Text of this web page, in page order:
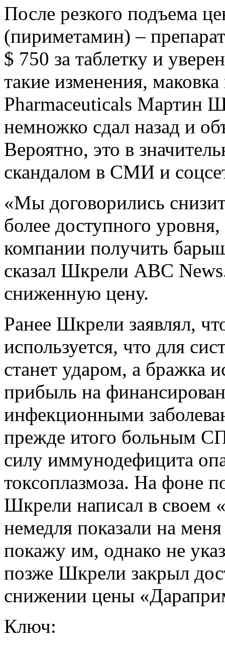
После резкого подъема
(пириметамин) –
$ 750 за таблетку и
такие изменения,
Pharmaceuticals Мартин
немножко сдал назад и
Вероятно, это в
скандалом в СМИ и
«Мы договорились
более доступного
компании получить
сказал Шкрели ABC
сниженную цену.
Ранее Шкрели заявлял,
используется, что для
станет ударом, а бражка
прибыль на
инфекционными
прежде итого больным
силу иммунодефицита
токсоплазмоза. На фоне
Шкрели написал в
немедля показали на
покажу им, однако не
позже Шкрели закрыл
снижении цены
Ключ: